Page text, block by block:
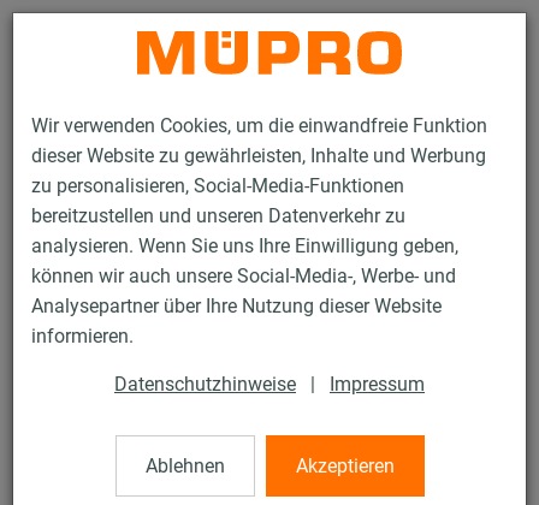
Wir verwenden Cookies, um die einwandfreie Funktion
dieser Website zu gewährleisten, Inhalte und Werbung
zu personalisieren, Social-Media-Funktionen
bereitzustellen und unseren Datenverkehr zu
analysieren. Wenn Sie uns Ihre Einwilligung geben,
können wir auch unsere Social-Media-, Werbe- und
Analysepartner über Ihre Nutzung dieser Website
informieren.
Datenschutzhinweise | Impressum
Ablehnen Akzeptieren
Kontakt
Produkte Befestigungstechnik
Installationsschienen
MPR-Hammerkopfbefestiger
MPR-Hammerkopfbefestiger
MPR-Hammerkopfbefestiger, M10 x 55 mm für Profile